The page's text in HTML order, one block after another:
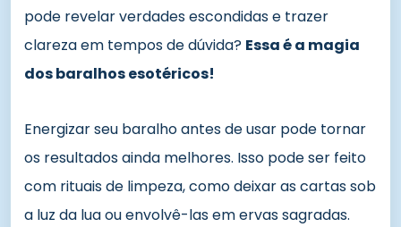
pode revelar verdades escondidas e trazer
clareza em tempos de dúvida? Essa é a magia
dos baralhos esotéricos!
Energizar seu baralho antes de usar pode tornar
os resultados ainda melhores. Isso pode ser feito
com rituais de limpeza, como deixar as cartas sob
a luz da lua ou envolvê-las em ervas sagradas.